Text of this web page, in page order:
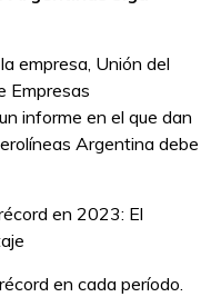
empresa, Unión del
Empresas
informe en el que dan
Argentina debe
en 2023: El
en cada período.